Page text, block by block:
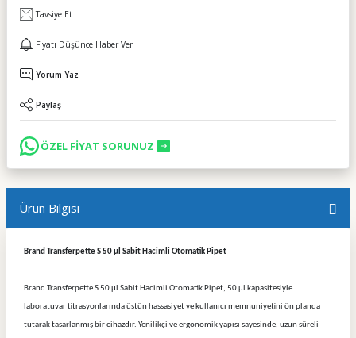
Tavsiye Et
Fiyatı Düşünce Haber Ver
Yorum Yaz
Paylaş
ÖZEL FİYAT SORUNUZ
Ürün Bilgisi
Brand Transferpette S 50 µl Sabit Hacimli Otomatik Pipet
Brand Transferpette S 50 µl Sabit Hacimli Otomatik Pipet, 50 µl kapasitesiyle
laboratuvar titrasyonlarında üstün hassasiyet ve kullanıcı memnuniyetini ön planda
tutarak tasarlanmış bir cihazdır. Yenilikçi ve ergonomik yapısı sayesinde, uzun süreli